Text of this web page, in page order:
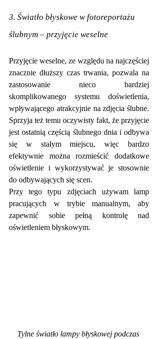
3. Światło błyskowe w fotoreportażu
ślubnym – przyjęcie weselne
Przyjęcie weselne, ze względu na najczęściej
znacznie dłuższy czas trwania, pozwala na
zastosowanie nieco bardziej
skomplikowanego systemu doświetlenia,
wpływającego atrakcyjnie na zdjęcia ślubne.
Sprzyja też temu oczywisty fakt, że przyjęcie
jest ostatnią częścią ślubnego dnia i odbywa
się w stałym miejscu, więc bardzo
efektywnie można rozmieścić dodatkowe
oświetlenie i wykorzystywać je stosownie
do odbywających się scen.
Przy tego typu zdjęciach używam lamp
pracujących w trybie manualnym, aby
zapewnić sobie pełną kontrolę nad
oświetleniem błyskowym.
Tylne światło lampy błyskowej podczas